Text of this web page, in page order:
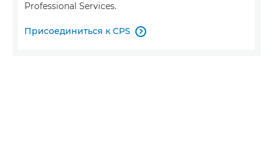
Professional Services.
Присоединиться к CPS 